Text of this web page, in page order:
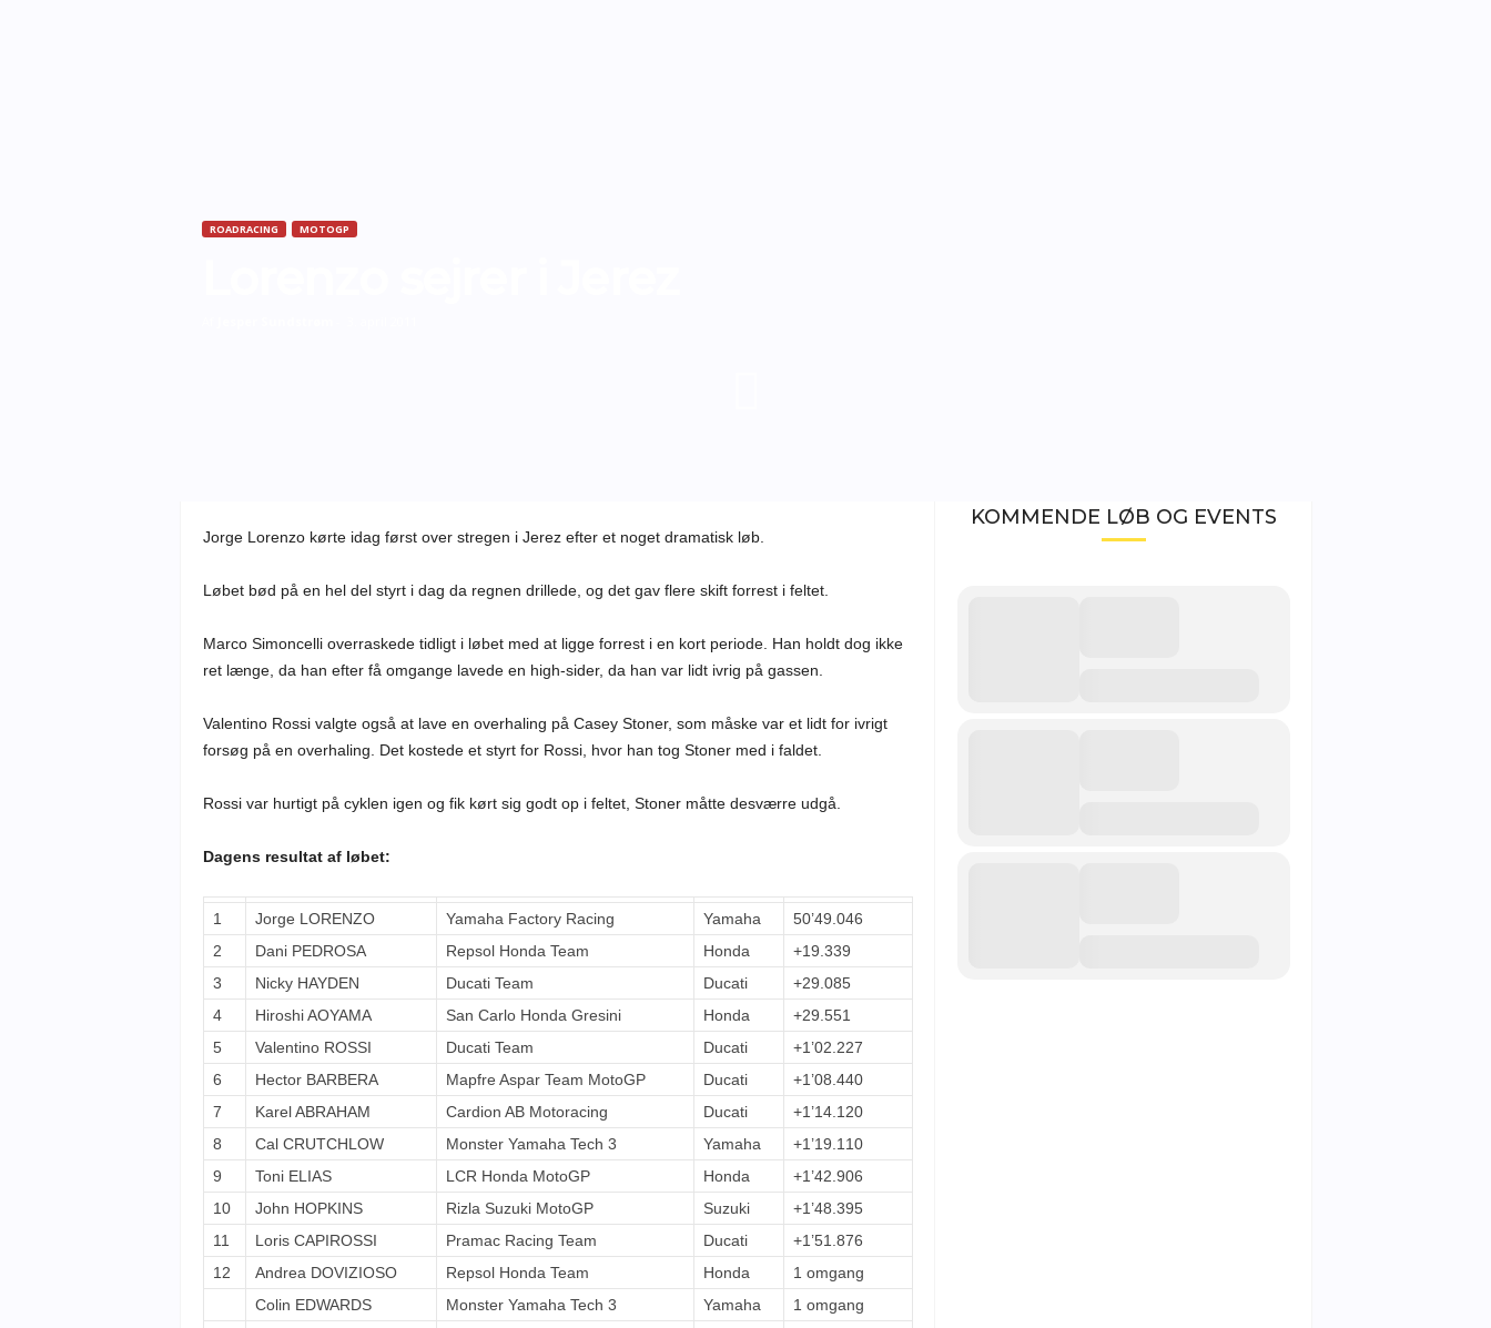
ROADRACING MOTOGP
Jorge Lorenzo kørte idag først over stregen i Jerez efter et noget dramatisk løb.
Løbet bød på en hel del styrt i dag da regnen drillede, og det gav flere skift forrest i feltet.
Marco Simoncelli overraskede tidligt i løbet med at ligge forrest i en kort periode. Han holdt dog ikke
ret længe, da han efter få omgange lavede en high-sider, da han var lidt ivrig på gassen.
Valentino Rossi valgte også at lave en overhaling på Casey Stoner, som måske var et lidt for ivrigt
forsøg på en overhaling. Det kostede et styrt for Rossi, hvor han tog Stoner med i faldet.
Rossi var hurtigt på cyklen igen og fik kørt sig godt op i feltet, Stoner måtte desværre udgå.
Dagens resultat af løbet:
1 Jorge LORENZO Yamaha Factory Racing Yamaha
50’49.046
2
Dani PEDROSA Repsol Honda Team Honda
+19.339
3
Nicky HAYDEN Ducati Team Ducati
+29.085
4
Hiroshi AOYAMA San Carlo Honda Gresini Honda
+29.551
5
Valentino ROSSI Ducati Team Ducati
+1’02.227
6
Hector BARBERA Mapfre Aspar Team MotoGP Ducati
+1’08.440
7
Karel ABRAHAM Cardion AB Motoracing Ducati
+1’14.120
8
Cal CRUTCHLOW Monster Yamaha Tech 3 Yamaha
+1’19.110
9
Toni ELIAS LCR Honda MotoGP Honda
+1’42.906
10
John HOPKINS Rizla Suzuki MotoGP Suzuki
+1’48.395
11
Loris CAPIROSSI Pramac Racing Team Ducati
+1’51.876
12
Andrea DOVIZIOSO Repsol Honda Team Honda
1 omgang
Colin EDWARDS
Monster Yamaha Tech 3 Yamaha
1 omgang
KOMMENDE LØB OG EVENTS